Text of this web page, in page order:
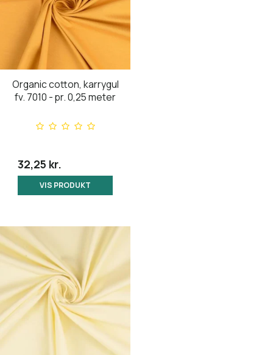
Organic cotton, karrygul
fv. 7010 - pr. 0,25 meter
32,25 kr.
VIS PRODUKT